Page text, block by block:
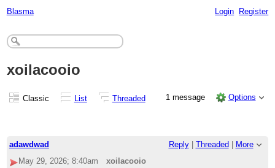
Blasma Login Register
xoilacooio
Classic List Threaded 1 message Options
adawdwad Reply| Threaded
More
May 29, 2026; 8:40am
xoilacooio